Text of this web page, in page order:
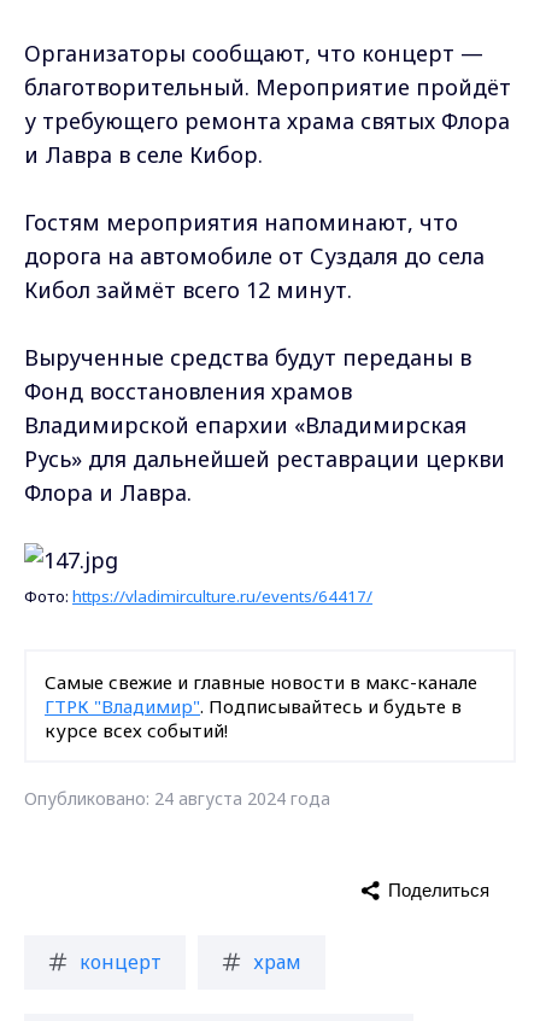
Организаторы сообщают, что концерт —
благотворительный. Мероприятие пройдёт
у требующего ремонта храма святых Флора
и Лавра в селе Кибор.
Гостям мероприятия напоминают, что
дорога на автомобиле от Суздаля до села
Кибол займёт всего 12 минут.
Вырученные средства будут переданы в
Фонд восстановления храмов
Владимирской епархии «Владимирская
Русь» для дальнейшей реставрации церкви
Флора и Лавра.
Фото: https://vladimirculture.ru/events/64417/
Самые свежие и главные новости в макс-канале
ГТРК "Владимир". Подписывайтесь и будьте в
курсе всех событий!
Опубликовано: 24 августа 2024 года
концерт храм
Поделиться